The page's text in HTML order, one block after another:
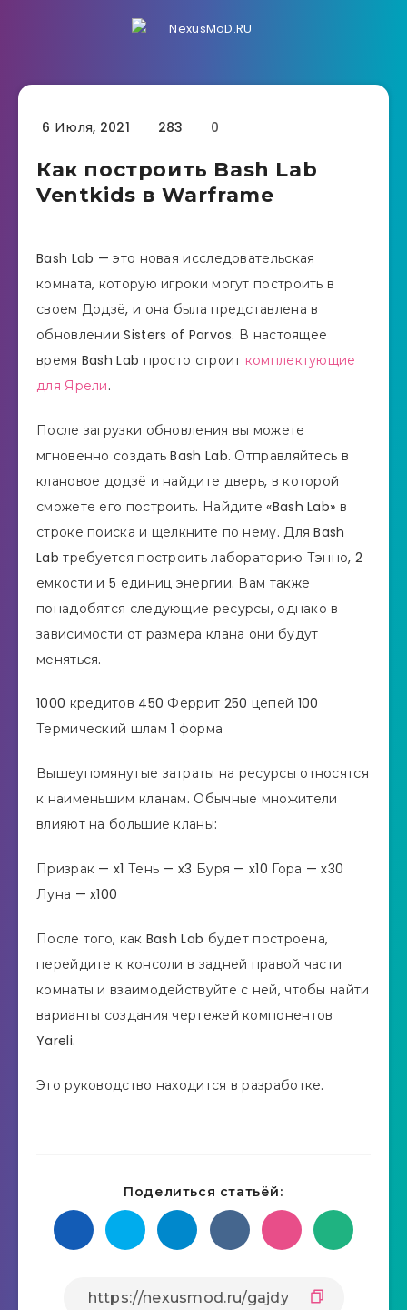
6 Июля, 2021 283 0
Как построить Bash Lab
Ventkids в Warframe
Bash Lab — это новая исследовательская
комната, которую игроки могут построить в
своем Додзё, и она была представлена ​​в
обновлении Sisters of Parvos. В настоящее
время Bash Lab просто строит комплектующие
для Ярели.
После загрузки обновления вы можете
мгновенно создать Bash Lab. Отправляйтесь в
клановое додзё и найдите дверь, в которой
сможете его построить. Найдите «Bash Lab» в
строке поиска и щелкните по нему. Для Bash
Lab требуется построить лабораторию Тэнно, 2
емкости и 5 единиц энергии. Вам также
понадобятся следующие ресурсы, однако в
зависимости от размера клана они будут
меняться.
1000 кредитов 450 Феррит 250 цепей 100
Термический шлам 1 форма
Вышеупомянутые затраты на ресурсы относятся
к наименьшим кланам. Обычные множители
влияют на большие кланы:
Призрак — x1 Тень — x3 Буря — x10 Гора — x30
Луна — x100
После того, как Bash Lab будет построена,
перейдите к консоли в задней правой части
комнаты и взаимодействуйте с ней, чтобы найти
варианты создания чертежей компонентов
Yareli.
Это руководство находится в разработке.
Поделиться статьёй: